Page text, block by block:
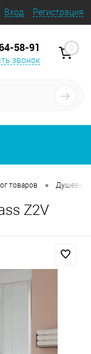
Вход Регистрация
58-91
звонок
0
товаров • Душевые
Z2V